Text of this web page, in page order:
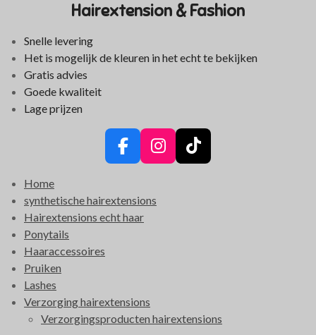
Hairextension & Fashion
Snelle levering
Het is mogelijk de kleuren in het echt te bekijken
Gratis advies
Goede kwaliteit
Lage prijzen
F
e
b
I
T
Home
synthetische hairextensions
Hairextensions echt haar
Ponytails
Haaraccessoires
Pruiken
Lashes
Verzorging hairextensions
Verzorgingsproducten hairextensions